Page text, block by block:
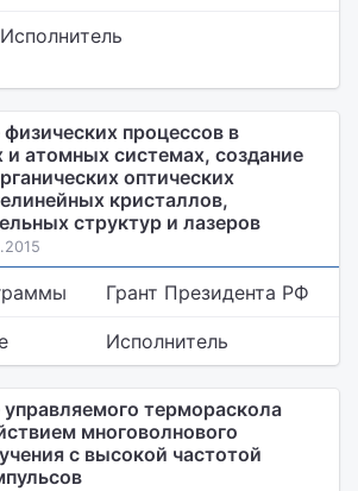
Исполнитель
процессов в
атомных системах, создание
оптических
кристаллов,
структур и лазеров
Грант Президента РФ
Исполнитель
термораскола
многоволнового
с высокой частотой